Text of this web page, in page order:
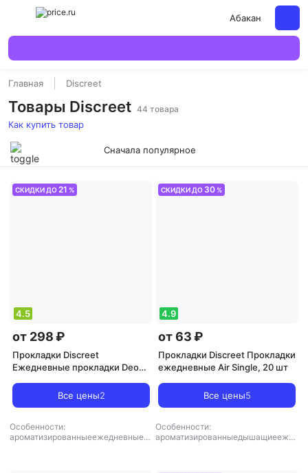
Абакан
Главная Discreet
Товары Discreet 44 товара
Как купить товар
Сначала популярное
СКИДКИ ДО21 %
4.5
от 298 ₽
Прокладки Discreet
Ежедневные прокладки Deo
Все цены2
Особенности:
ароматизированныеежедневныен
СКИДКИ ДО 30 %
4.9
от 63 ₽
Прокладки Discreet Прокладки
ежедневные Air Single, 20 шт
Все цены5
Особенности:
ароматизированныедышащиеежед